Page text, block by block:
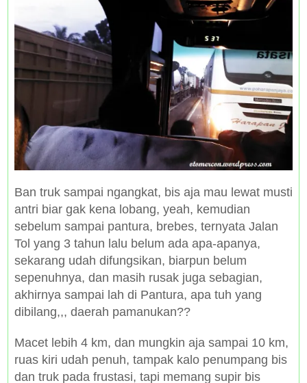
Ban truk sampai ngangkat, bis aja mau lewat musti
antri biar gak kena lobang, yeah, kemudian
sebelum sampai pantura, brebes, ternyata Jalan
Tol yang 3 tahun lalu belum ada apa-apanya,
sekarang udah difungsikan, biarpun belum
sepenuhnya, dan masih rusak juga sebagian,
akhirnya sampai lah di Pantura, apa tuh yang
dibilang,,, daerah pamanukan??
Macet lebih 4 km, dan mungkin aja sampai 10 km,
ruas kiri udah penuh, tampak kalo penumpang bis
dan truk pada frustasi, tapi memang supir bis